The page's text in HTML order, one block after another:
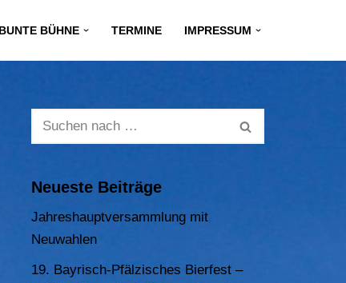
BUNTE BÜHNE TERMINE IMPRESSUM
Neueste Beiträge
Jahreshauptversammlung mit
Neuwahlen
19. Bayrisch-Pfälzisches Bierfest –